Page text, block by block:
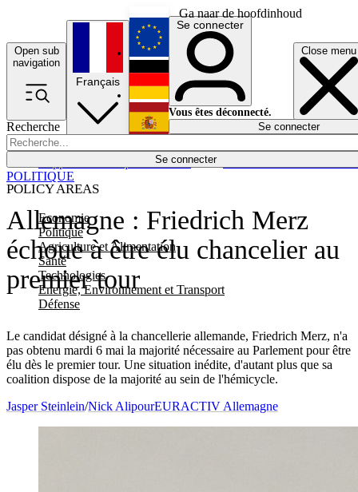
Ga naar de hoofdinhoud
Open sub
navigation
Close menu
Recherche
Se connecter
POLICY AREAS
Economie
Politique
Agriculture et Alimentation
Santé
Technologies
Energie, Environnement et Transport
Défense
Économie
Français
English
Deutsch
Español
Se connecter
Vous êtes déconnecté.
Se connecter
Allemagne : Friedrich Merz
échoue à être élu chancelier au
premier tour
Le candidat désigné à la chancellerie allemande, Friedrich Merz, n'a
pas obtenu mardi 6 mai la majorité nécessaire au Parlement pour être
élu dès le premier tour. Une situation inédite, d'autant plus que sa
coalition dispose de la majorité au sein de l'hémicycle.
POLITIQUE
Jasper Steinlein/Nick AlipourEURACTIV Allemagne